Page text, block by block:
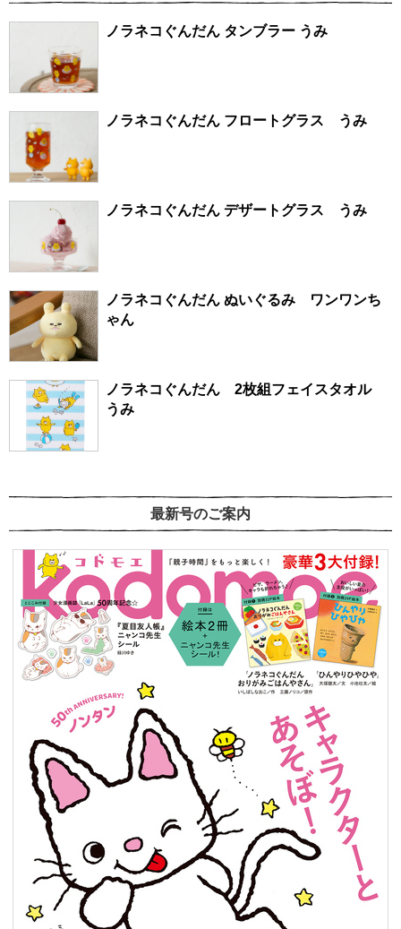
ノラネコぐんだん タンブラー うみ
ノラネコぐんだん フロートグラス うみ
ノラネコぐんだん デザートグラス うみ
ノラネコぐんだん ぬいぐるみ ワンワンち
ゃん
ノラネコぐんだん 2枚組フェイスタオル
うみ
最新号のご案内